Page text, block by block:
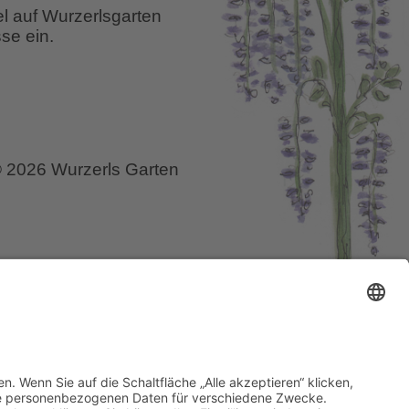
auf Wurzerlsgarten
ein.
2026 Wurzerls Garten